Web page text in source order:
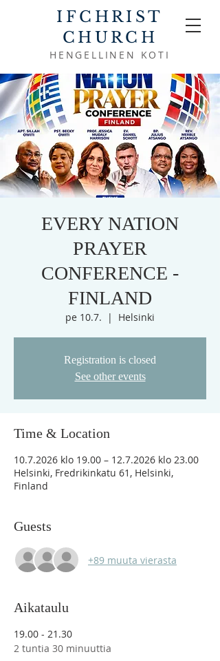
IFCHRIST
CHURCH
HENGELLINEN KOTI
EVERY NATION
PRAYER
CONFERENCE -
FINLAND
pe 10.7.
  |
Helsinki
Registration is closed
See other events
Time & Location
10.7.2026 klo 19.00 – 12.7.2026 klo 23.00
Helsinki, Fredrikinkatu 61, Helsinki,
Finland
Guests
+89 muuta vierasta
Aikataulu
19.00 - 21.30
2 tuntia 30 minuuttia